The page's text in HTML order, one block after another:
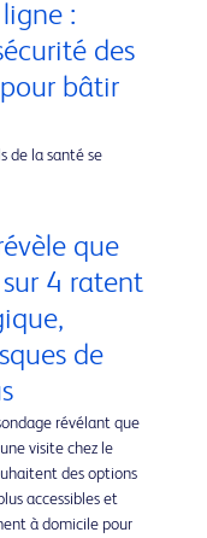
:
des
bâtir
de la santé se
que
4 ratent
de
révélant que
visite chez le
des options
accessibles et
à domicile pour